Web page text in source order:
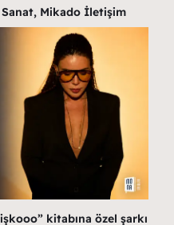
Sanat, Mikado İletişim
kitabına özel şarkı